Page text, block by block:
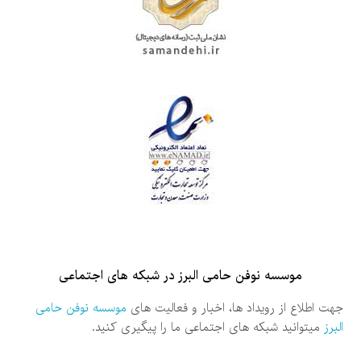
موسسه نوفن حامی البرز در شبکه های اجتماعی
جهت اطلاع از رویداد ها، اخبار و فعالیت های موسسه نوفن حامی
البرز میتوانید شبکه های اجتماعی ما را پیگیری کنید.